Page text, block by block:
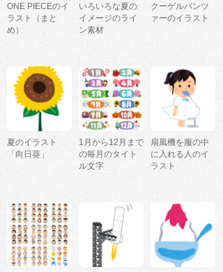
ONE PIECEのイ
ラスト（まと
め）
いろいろな夏の
イメージのライ
ン素材
クーゲルパンツ
ァーのイラスト
夏のイラスト
「向日葵」
1月から12月まで
の毎月のタイト
ル文字
扇風機を服の中
に入れる人のイ
ラスト